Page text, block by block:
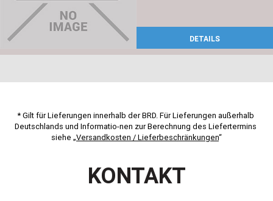
DETAILS
* Gilt für Lieferungen innerhalb der BRD. Für Lieferungen außerhalb
Deutschlands und Informatio-nen zur Berechnung des Liefertermins
siehe „Versandkosten / Lieferbeschränkungen“
KONTAKT